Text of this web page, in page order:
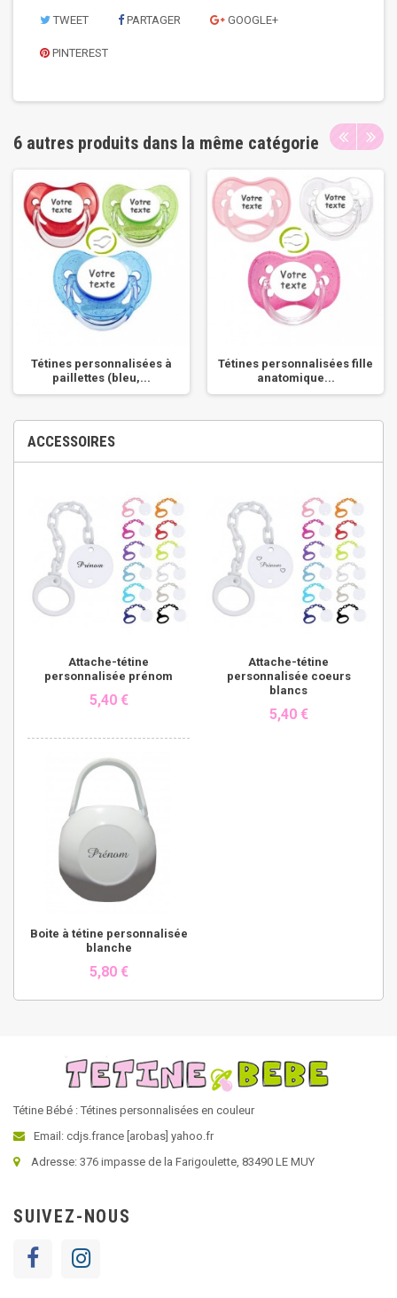
TWEET PARTAGER GOOGLE+
PINTEREST
6 autres produits dans la même catégorie
Tétines personnalisées à
paillettes (bleu,...
Tétines personnalisées fille
anatomique...
ACCESSOIRES
Attache-tétine
personnalisée prénom
5,40 €
Attache-tétine
personnalisée coeurs
blancs
5,40 €
Boite à tétine personnalisée
blanche
5,80 €
Tétine Bébé : Tétines personnalisées en couleur
Email: cdjs.france [arobas] yahoo.fr
Adresse: 376 impasse de la Farigoulette, 83490 LE MUY
SUIVEZ-NOUS